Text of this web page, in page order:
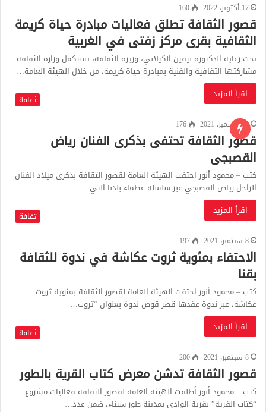
17 أكتوبر، 2022
160
قصور الثقافة تطلق فعاليات مبادرة حياة كريمة
الثقافية بقرى مركز زفتى في الغربية
تحت رعاية الدكتورة نيفين الكيلاني، وزيرة الثقافة، تستكمل وزارة الثقافة
مشاركتها الثقافية والفنية بمبادرة حياة كريمة، من خلال الهيئة العامة…
اقرأ المزيد
ثقافة
13 سبتمبر، 2021
176
قصور الثقافة تحتفى بذكرى الفنان رياض
القصبجى
كتب – محمود أنور احتفت الهيئة العامة لقصور الثقافة بذكرى ميلاد الفنان
الراحل رياض القصبجي عبر سلسلة عظماء بلدنا التي…
اقرأ المزيد
ثقافة
8 سبتمبر، 2021
197
الاحتفاء بمئوية ثروت عكاشة في ندوة للثقافة
بقنا
كتب – محمود أنور احتفت الهيئة العامة لقصور الثقافة بمئوية ثروت
عكاشة، عبر ندوة عقدها قصر قوص ندوة بعنوان “ثروت…
اقرأ المزيد
ثقافة
8 سبتمبر، 2021
200
قصور الثقافة تدشن معرض كتاب القرية بالطور
كتب – محمود أنور أطلقت الهيئة العامة لقصور الثقافة فعاليات مشروع
“كتاب القرية” بقرية الوادي بمدينة طور سيناء، ضمن عدد…